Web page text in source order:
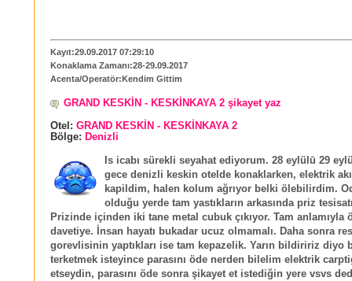
Kayıt:29.09.2017 07:29:10
Konaklama Zamanı:28-29.09.2017
Acenta/Operatör:Kendim Gittim
GRAND KESKİN - KESKİNKAYA 2 şikayet yaz
Otel: GRAND KESKİN - KESKİNKAYA 2
Bölge: Denizli
Is icabı sürekli seyahat ediyorum. 28 eylülū 29
gece denizli keskin otelde konaklarken, elektrik
kapildim, halen kolum ağrıyor belki ölebilirdim.
olduğu yerde tam yastıkların arkasında priz
Prizinde içinden iki tane metal cubuk çıkıyor. Tam anlamıyla
davetiye. İnsan hayatı bukadar ucuz olmamalı. Daha sonra
gorevlisinin yaptıkları ise tam kepazelik. Yarın bildiririz diyo
terketmek isteyince parasını öde nerden bilelim elektrik
etseydin, parasını öde sonra şikayet et istediğin yere vsvs